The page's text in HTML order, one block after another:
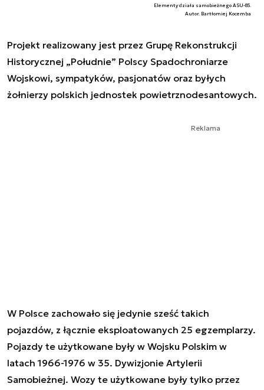
Elementy działa samobieżnego ASU-85.
Autor. Bartłomiej Kocemba
Projekt realizowany jest przez Grupę Rekonstrukcji
Historycznej „Południe” Polscy Spadochroniarze
Wojskowi, sympatyków, pasjonatów oraz byłych
żołnierzy polskich jednostek powietrznodesantowych.
Reklama
W Polsce zachowało się jedynie sześć takich
pojazdów, z łącznie eksploatowanych 25 egzemplarzy.
Pojazdy te użytkowane były w Wojsku Polskim w
latach 1966-1976 w 35. Dywizjonie Artylerii
Samobieżnej. Wozy te użytkowane były tylko przez